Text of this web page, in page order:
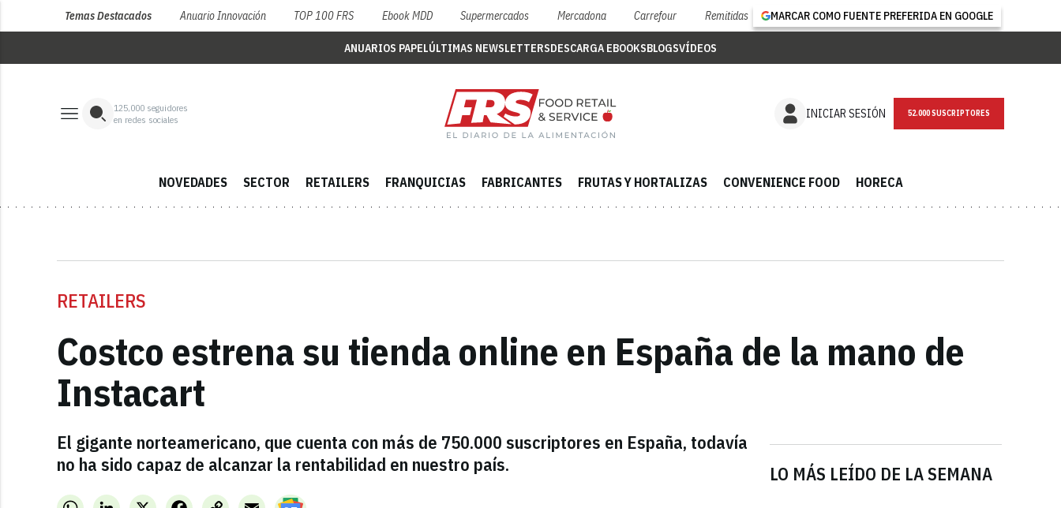
Temas Destacados Anuario Innovación TOP 100 FRS Ebook MDD Supermercados Mercadona Carrefour Remitidas MARCAR COMO FUENTE PREFERIDA EN GOOGLE
ANUARIOS PAPELÚLTIMAS NEWSLETTERSDESCARGA EBOOKSBLOGSVÍDEOS
125,000 seguidores
en redes sociales
INICIAR SESIÓN NEWSLETTER
NOVEDADES SECTOR RETAILERS FRANQUICIAS FABRICANTES FRUTAS Y HORTALIZAS CONVENIENCE FOOD HORECA
RETAILERS
Costco estrena su tienda online en España de la mano de
Instacart
El gigante norteamericano, que cuenta con más de 750.000 suscriptores en España, todavía
no ha sido capaz de alcanzar la rentabilidad en nuestro país.
WhatsAppLinkedInX FacebookCopy
Email
LO MÁS LEÍDO DE LA SEMANA